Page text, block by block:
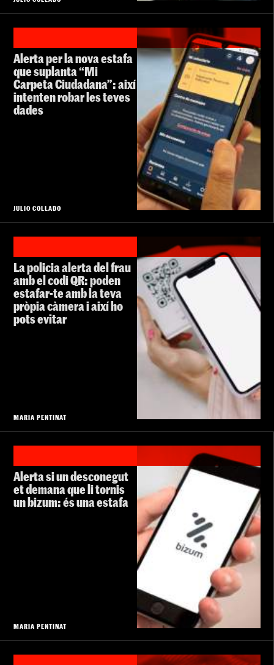
Alerta per la nova estafa
que suplanta “Mi
Carpeta Ciudadana”: així
intenten robar les teves
dades
JULIO COLLADO
La policia alerta del frau
amb el codi QR: poden
estafar-te amb la teva
pròpia càmera i així ho
pots evitar
MARIA PENTINAT
Alerta si un desconegut
et demana que li tornis
un bizum: és una estafa
MARIA PENTINAT